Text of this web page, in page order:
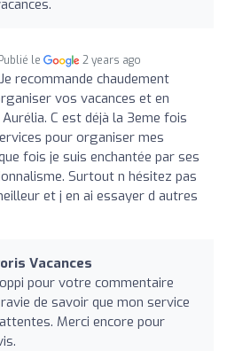
Publié le 2 years ago
Je recommande chaudement
vos vacances et en
C est déjà la 3eme fois
pour organiser mes
fois je suis enchantée par ses
Surtout n hésitez pas
et j en ai essayer d autres
Vacances
pour votre commentaire
de savoir que mon service
Merci encore pour